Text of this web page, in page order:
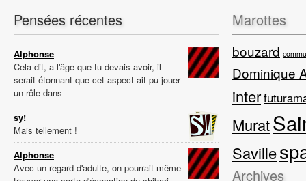
Pensées récentes
Alphonse
Cela dit, a l'âge que tu devais avoir, il
serait étonnant que cet aspect ait pu jouer
un rôle dans
sy!
Mais tellement !
Alphonse
Avec un regard d'adulte, on pourrait même
Marottes
bouzard
Dominique
inter
Murat
Saville
Archives